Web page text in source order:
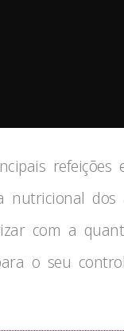
nutricional dos
com a
o seu